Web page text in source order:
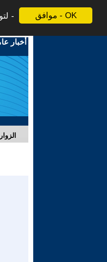
موافق - OK
أخبار
الزوار